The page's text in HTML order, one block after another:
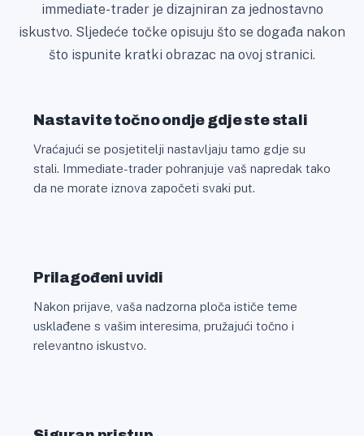
immediate-trader je dizajniran za jednostavno
iskustvo. Sljedeće točke opisuju što se događa nakon
što ispunite kratki obrazac na ovoj stranici.
Nastavite točno ondje gdje ste stali
Vraćajući se posjetitelji nastavljaju tamo gdje su
stali. Immediate-trader pohranjuje vaš napredak tako
da ne morate iznova započeti svaki put.
Prilagođeni uvidi
Nakon prijave, vaša nadzorna ploča ističe teme
usklađene s vašim interesima, pružajući točno i
relevantno iskustvo.